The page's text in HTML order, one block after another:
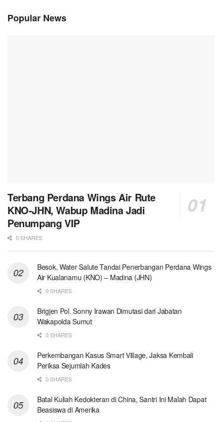
Popular News
Terbang Perdana Wings Air Rute
KNO-JHN, Wabup Madina Jadi
Penumpang VIP
0 SHARES
Besok, Water Salute Tandai Penerbangan Perdana Wings
Air Kualanamu (KNO) – Madina (JHN)
0 SHARES
Brigjen Pol. Sonny Irawan Dimutasi dari Jabatan
Wakapolda Sumut
0 SHARES
Perkembangan Kasus Smart Village, Jaksa Kembali
Periksa Sejumlah Kades
0 SHARES
Batal Kuliah Kedokteran di China, Santri Ini Malah Dapat
Beasiswa di Amerika